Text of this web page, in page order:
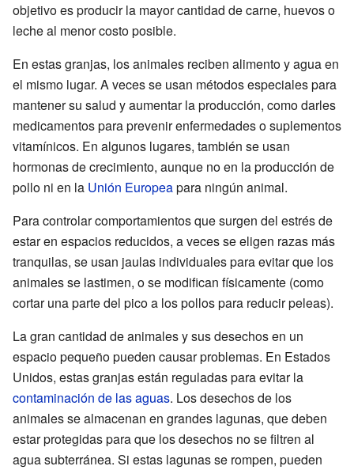
objetivo es producir la mayor cantidad de carne, huevos o
leche al menor costo posible.
En estas granjas, los animales reciben alimento y agua en
el mismo lugar. A veces se usan métodos especiales para
mantener su salud y aumentar la producción, como darles
medicamentos para prevenir enfermedades o suplementos
vitamínicos. En algunos lugares, también se usan
hormonas de crecimiento, aunque no en la producción de
pollo ni en la Unión Europeapara ningún animal.
Para controlar comportamientos que surgen del estrés de
estar en espacios reducidos, a veces se eligen razas más
tranquilas, se usan jaulas individuales para evitar que los
animales se lastimen, o se modifican físicamente (como
cortar una parte del pico a los pollos para reducir peleas).
La gran cantidad de animales y sus desechos en un
espacio pequeño pueden causar problemas. En Estados
Unidos, estas granjas están reguladas para evitar la
contaminación de las aguas. Los desechos de los
animales se almacenan en grandes lagunas, que deben
estar protegidas para que los desechos no se filtren al
agua subterránea. Si estas lagunas se rompen, pueden